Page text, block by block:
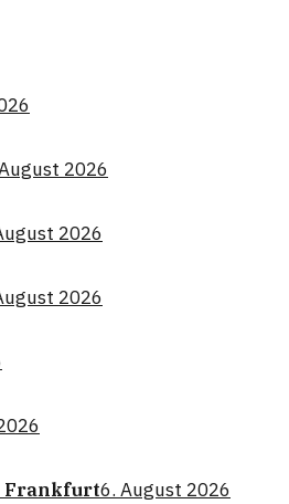
2026
2026
2026
Frankfurt6. August 2026